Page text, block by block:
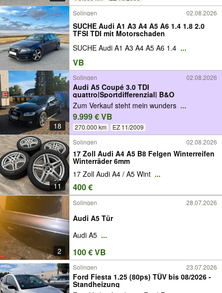
Solingen
02.08.2026
SUCHE Audi A1 A3 A4 A5 A6 1.4 1.8 2.0
TFSI TDI mit Motorschaden
SUCHE Audi A1 A3 A4 A5 A6 1.4 ...
VB
18
Solingen 02.08.2026
Audi A5 Coupé 3.0 TDI
quattro|Sportdifferenzial| B&O
Zum Verkauf steht mein wunders ...
9.999 € VB
270.000 km EZ 11/2009
11
Solingen 02.08.2026
17 Zoll Audi A4 A5 B8 Felgen Winterreifen
Winterräder 6mm
17 Zoll Audi A4 / A5 Wint ...
400 €
2
Solingen 28.07.2026
Audi A5 Tür
Audi A5 ...
100 € VB
Solingen 23.07.2026
Ford Fiesta 1.25 (80ps) TÜV bis 08/2026 -
Standheizung